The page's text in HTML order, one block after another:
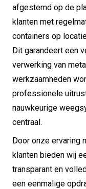
afgestemd op de
klanten met
containers op
Dit garandeert een
verwerking van
werkzaamheden
professionele
nauwkeurige
centraal.
Door onze ervaring
klanten bieden wij
transparant en
een eenmalige